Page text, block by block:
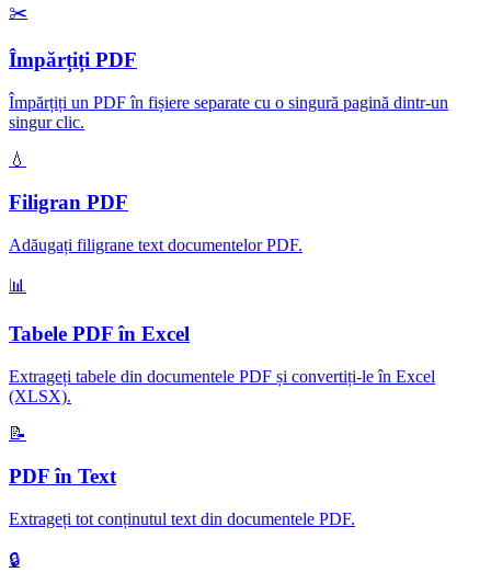
✂️
Împărțiți PDF
Împărțiți un PDF în fișiere separate cu o singură pagină dintr-un
singur clic.
💧
Filigran PDF
Adăugați filigrane text documentelor PDF.
📊
Tabele PDF în Excel
Extrageți tabele din documentele PDF și convertiți-le în Excel
(XLSX).
📝
PDF în Text
Extrageți tot conținutul text din documentele PDF.
🔒